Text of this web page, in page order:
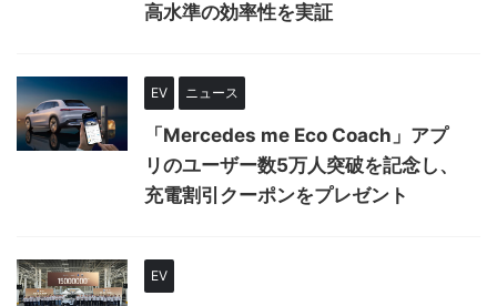
高水準の効率性を実証
EV ニュース
「Mercedes me Eco Coach」アプ
リのユーザー数5万人突破を記念し、
充電割引クーポンをプレゼント
EV